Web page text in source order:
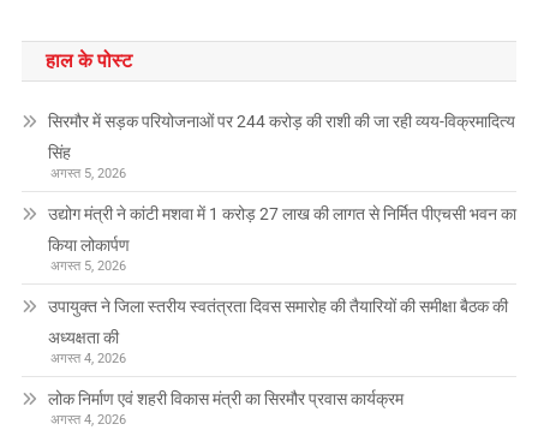
हाल के पोस्ट
सिरमौर में सड़क परियोजनाओं पर 244 करोड़ की राशी की जा रही व्यय-विक्रमादित्य
सिंह
अगस्त 5, 2026
उद्योग मंत्री ने कांटी मशवा में 1 करोड़ 27 लाख की लागत से निर्मित पीएचसी भवन का
किया लोकार्पण
अगस्त 5, 2026
उपायुक्त ने जिला स्तरीय स्वतंत्रता दिवस समारोह की तैयारियों की समीक्षा बैठक की
अध्यक्षता की
अगस्त 4, 2026
लोक निर्माण एवं शहरी विकास मंत्री का सिरमौर प्रवास कार्यक्रम
अगस्त 4, 2026